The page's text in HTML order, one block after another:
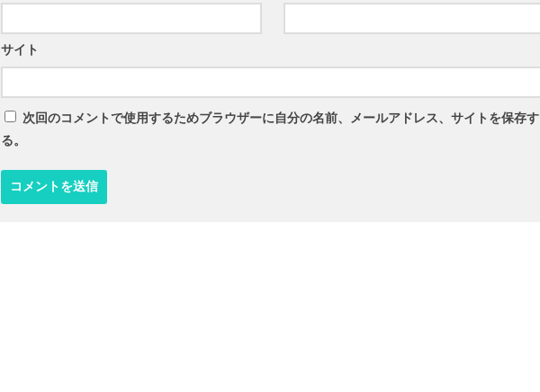
サイト
次回のコメントで使用するためブラウザーに自分の名前、メールアドレス、サイトを保存す
る。